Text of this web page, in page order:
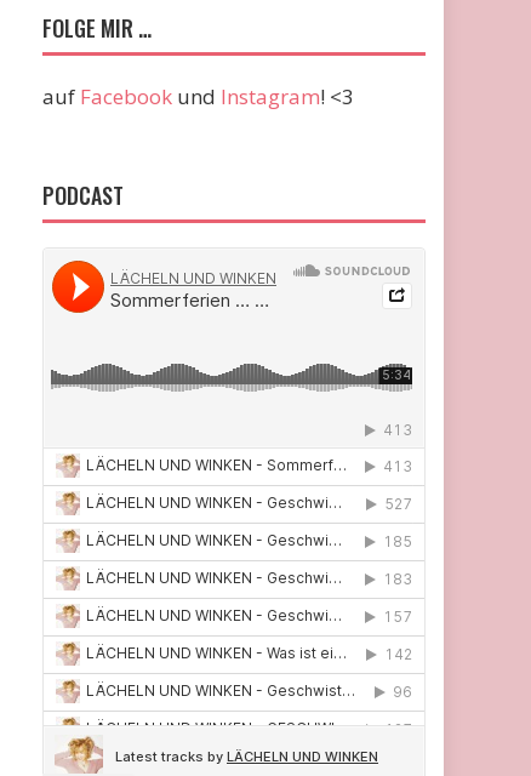
FOLGE MIR …
auf Facebook und Instagram! <3
PODCAST